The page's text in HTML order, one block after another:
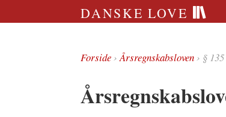
DANSKE LOVE
Forside›Årsregnskabsloven› §